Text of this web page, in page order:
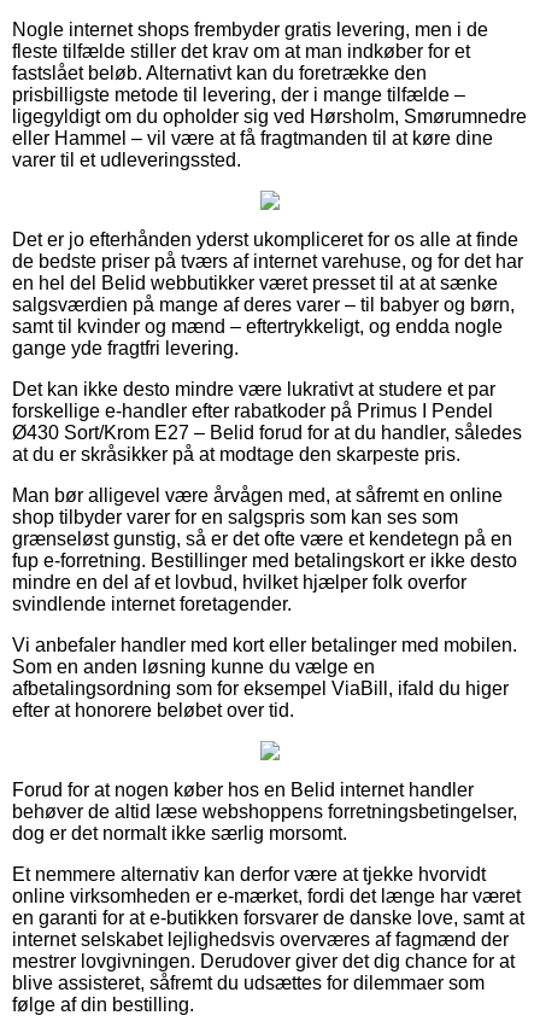
Nogle internet shops frembyder gratis levering, men i de
fleste tilfælde stiller det krav om at man indkøber for et
fastslået beløb. Alternativt kan du foretrække den
prisbilligste metode til levering, der i mange tilfælde –
ligegyldigt om du opholder sig ved Hørsholm, Smørumnedre
eller Hammel – vil være at få fragtmanden til at køre dine
varer til et udleveringssted.
Det er jo efterhånden yderst ukompliceret for os alle at finde
de bedste priser på tværs af internet varehuse, og for det har
en hel del Belid webbutikker været presset til at at sænke
salgsværdien på mange af deres varer – til babyer og børn,
samt til kvinder og mænd – eftertrykkeligt, og endda nogle
gange yde fragtfri levering.
Det kan ikke desto mindre være lukrativt at studere et par
forskellige e-handler efter rabatkoder på Primus I Pendel
Ø430 Sort/Krom E27 – Belid forud for at du handler, således
at du er skråsikker på at modtage den skarpeste pris.
Man bør alligevel være årvågen med, at såfremt en online
shop tilbyder varer for en salgspris som kan ses som
grænseløst gunstig, så er det ofte være et kendetegn på en
fup e-forretning. Bestillinger med betalingskort er ikke desto
mindre en del af et lovbud, hvilket hjælper folk overfor
svindlende internet foretagender.
Vi anbefaler handler med kort eller betalinger med mobilen.
Som en anden løsning kunne du vælge en
afbetalingsordning som for eksempel ViaBill, ifald du higer
efter at honorere beløbet over tid.
Forud for at nogen køber hos en Belid internet handler
behøver de altid læse webshoppens forretningsbetingelser,
dog er det normalt ikke særlig morsomt.
Et nemmere alternativ kan derfor være at tjekke hvorvidt
online virksomheden er e-mærket, fordi det længe har været
en garanti for at e-butikken forsvarer de danske love, samt at
internet selskabet lejlighedsvis overværes af fagmænd der
mestrer lovgivningen. Derudover giver det dig chance for at
blive assisteret, såfremt du udsættes for dilemmaer som
følge af din bestilling.